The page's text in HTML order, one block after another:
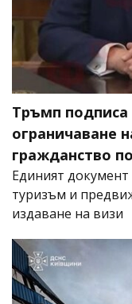
Тръмп подписа
ограничаване
гражданство
Единият
туризъм и
издаване на визи